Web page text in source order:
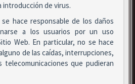
introducción de virus.
hace responsable de los daños
a los usuarios por un uso
Web. En particular, no se hace
de las caídas, interrupciones,
que pudieran